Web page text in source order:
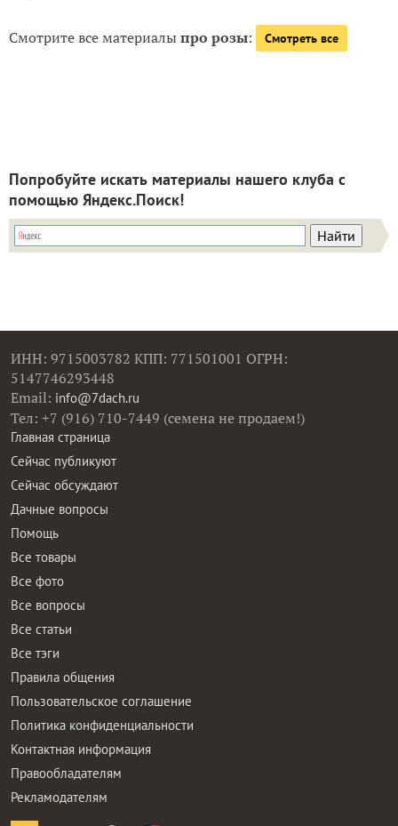
Смотрите все материалыпро розы: Смотреть все
Попробуйте искать материалы нашего клуба с
помощью Яндекс.Поиск!
ИНН: 9715003782 КПП: 771501001 ОГРН:
5147746293448
Email: info@7dach.ru
Тел: +7 (916) 710-7449 (семена не продаем!)
Главная страница
Сейчас публикуют
Сейчас обсуждают
Дачные вопросы
Помощь
Все товары
Все фото
Все вопросы
Все статьи
Все тэги
Правила общения
Пользовательское соглашение
Политика конфиденциальности
Контактная информация
Правообладателям
Рекламодателям